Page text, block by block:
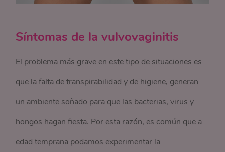
Síntomas de la vulvovaginitis
El problema más grave en este tipo de situaciones es
que la falta de transpirabilidad y de higiene, generan
un ambiente soñado para que las bacterias, virus y
hongos hagan fiesta. Por esta razón, es común que a
edad temprana podamos experimentar la